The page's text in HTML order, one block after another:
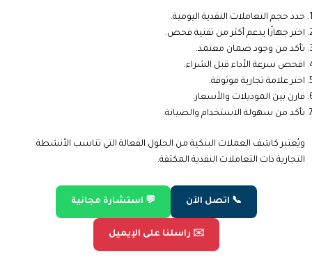
حدد حجم التعاملات النقدية اليومية.
اختر جهازًا يدعم أكثر من تقنية فحص.
تأكد من وجود ضمان معتمد.
افحص سرعة الأداء قبل الشراء.
اختر علامة تجارية موثوقة.
قارن بين الموديلات والأسعار.
تأكد من سهولة الاستخدام والصيانة.
ويُعتبر كاشف العملات البنكية من الحلول الفعالة التي تناسب الأنشطة
التجارية ذات التعاملات النقدية المكثفة.
📞 اتصل الآن 💬 استشارة مجانية
✉️ راسلنا على الإيميل